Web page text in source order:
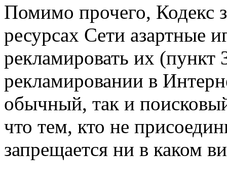
Помимо прочего, Кодекс
ресурсах Сети азартные
рекламировать их
рекламировании в
обычный, так и
что тем, кто не
запрещается ни в каком